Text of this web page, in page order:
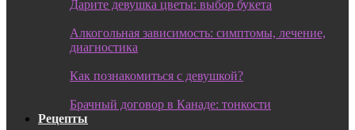
Дарите девушка цветы: выбор букета
Алкогольная зависимость: симптомы, лечение,
диагностика
Как познакомиться с девушкой?
Брачный договор в Канаде: тонкости
Рецепты